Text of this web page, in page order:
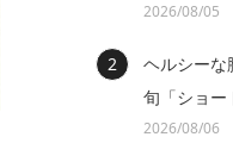
2026/08/05
ヘルシーな
旬「ショー
2026/08/06